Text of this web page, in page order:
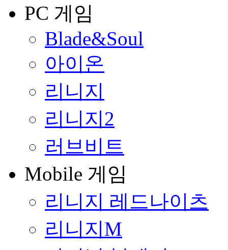
PC 게임
Blade&Soul
아이온
리니지
리니지2
러브비트
Mobile 게임
리니지 레드나이츠
리니지M